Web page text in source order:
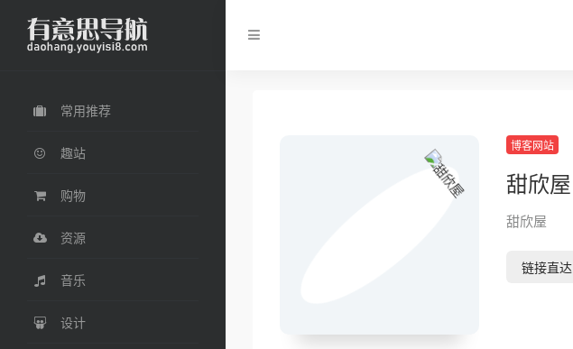
常用推荐
趣站
购物
资源
音乐
设计
博客网站
甜欣屋
甜欣屋
链接直达